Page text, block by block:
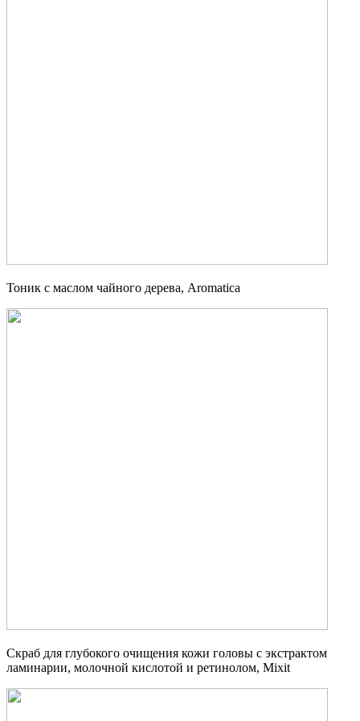
Тоник c маслом чайного дерева, Aromatica
Скраб для глубокого очищения кожи головы с экстрактом
ламинарии, молочной кислотой и ретинолом, Mixit